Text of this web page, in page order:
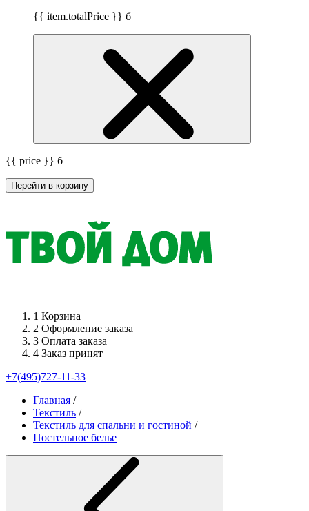
{{ item.totalPrice }} б
{{ price }} б
Перейти в корзину
1 Корзина
2 Оформление заказа
3 Оплата заказа
4 Заказ принят
+7(495)727-11-33
Главная /
Текстиль /
Текстиль для спальни и гостиной /
Постельное белье